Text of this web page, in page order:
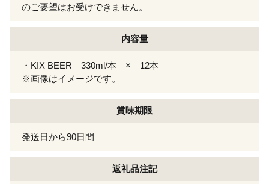
のご要望はお受けできません。
内容量
・KIX BEER 330ml/本 × 12本
※画像はイメージです。
賞味期限
発送日から90日間
返礼品注記